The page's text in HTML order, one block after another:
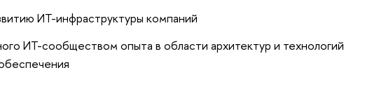
ИТ-инфраструктуры компаний
ИТ-сообществом опыта в области архитектур и технологий